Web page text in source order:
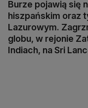
Burze pojawią się
hiszpańskim oraz
Lazurowym.
globu, w rejonie
Indiach, na Sri